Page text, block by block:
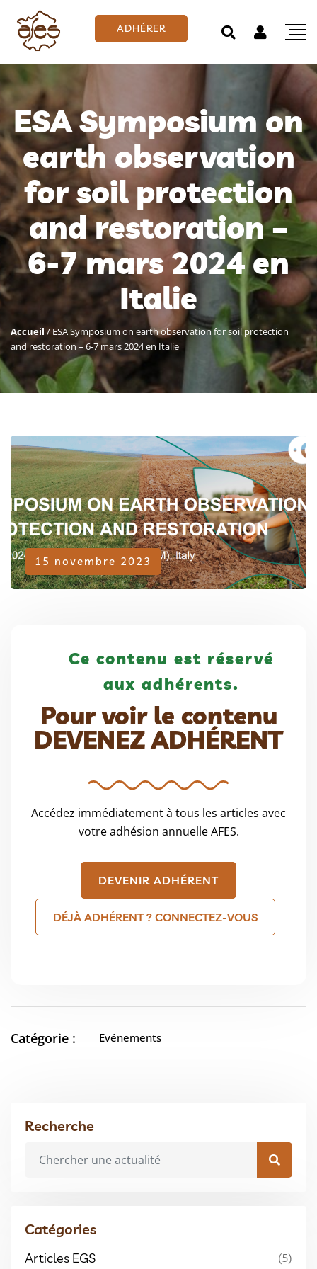
ADHÉRER
ESA Symposium on
earth observation
for soil protection
and restoration –
6-7 mars 2024 en
Italie
Accueil / ESA Symposium on earth observation for soil protection
and restoration – 6-7 mars 2024 en Italie
15 novembre 2023
Adhérent
Ce contenu est réservé
aux adhérents.
Pour voir le contenu
DEVENEZ ADHÉRENT
Accédez immédiatement à tous les articles avec
votre adhésion annuelle AFES.
DEVENIR ADHÉRENT
DÉJÀ ADHÉRENT ? CONNECTEZ-VOUS
Catégorie : Evénements
Recherche
Catégories
Articles EGS (5)